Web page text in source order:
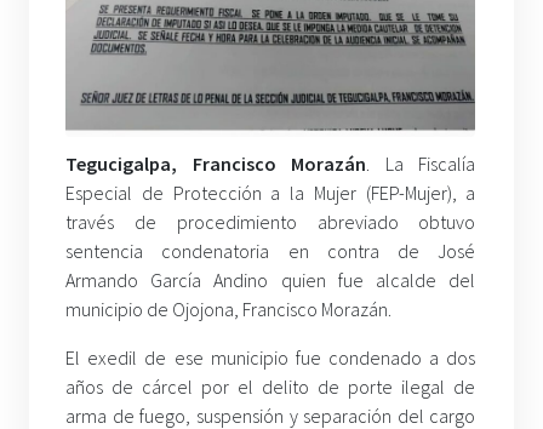
Tegucigalpa, Francisco Morazán . La Fiscalía
Especial de Protección a la Mujer (FEP-Mujer), a
través de procedimiento abreviado obtuvo
sentencia condenatoria en contra de José
Armando García Andino quien fue alcalde del
municipio de Ojojona, Francisco Morazán.
El exedil de ese municipio fue condenado a dos
años de cárcel por el delito de porte ilegal de
arma de fuego, suspensión y separación del cargo